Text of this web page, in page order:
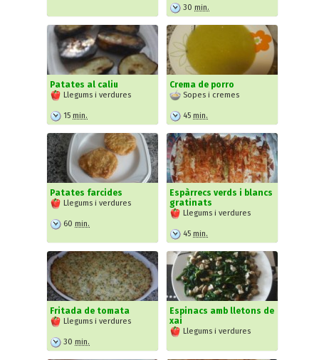
30 min.
Patates al caliu
Llegums i verdures
15 min.
Crema de porro
Sopes i cremes
45 min.
Patates farcides
Llegums i verdures
60 min.
Espàrrecs verds i blancs
gratinats
Llegums i verdures
45 min.
Fritada de tomata
Llegums i verdures
30 min.
Espinacs amb lletons de
xai
Llegums i verdures